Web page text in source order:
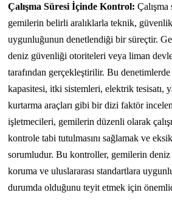
Çalışma Süresi İçinde Kontrol:
gemilerin belirli aralıklarla teknik,
uygunluğunun denetlendiği bir süreçtir.
deniz güvenliği otoriteleri veya liman
tarafından gerçekleştirilir. Bu denetimlerde
kapasitesi, itki sistemleri, elektrik tesisatı,
kurtarma araçları gibi bir dizi faktör
işletmecileri, gemilerin düzenli olarak
kontrole tabi tutulmasını sağlamak ve
sorumludur. Bu kontroller, gemilerin
koruma ve uluslararası standartlara
durumda olduğunu teyit etmek için